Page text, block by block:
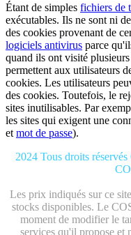
Étant de simples fichiers de
exécutables. Ils ne sont ni
des cookies provenant de
logiciels antivirus parce
quand ils ont visité
permettent aux utilisateurs
cookies. Les utilisateurs
des cookies. Toutefois, le
sites inutilisables. Par
les sites qui exigent une
et mot de passe).
2024 Tous droits
Les prix indiqués sur ce
stocks disponibles. Le
moment de modifier le
services qu'il propose et